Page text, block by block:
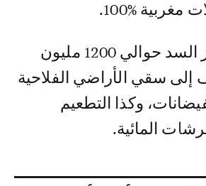
%100.
وتبلغ كلفة إنجاز السد حوالي 1200 مليون
إلى سقي الأراضي الفلاحية
وكذا التطعيم
المائية.